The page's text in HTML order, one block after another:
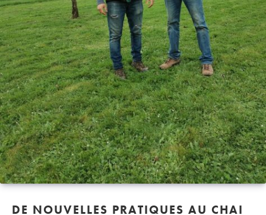
DE NOUVELLES PRATIQUES AU CHAI